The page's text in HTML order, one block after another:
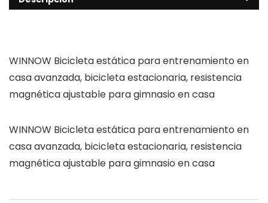
WINNOW Bicicleta estática para entrenamiento en
casa avanzada, bicicleta estacionaria, resistencia
magnética ajustable para gimnasio en casa
WINNOW Bicicleta estática para entrenamiento en
casa avanzada, bicicleta estacionaria, resistencia
magnética ajustable para gimnasio en casa